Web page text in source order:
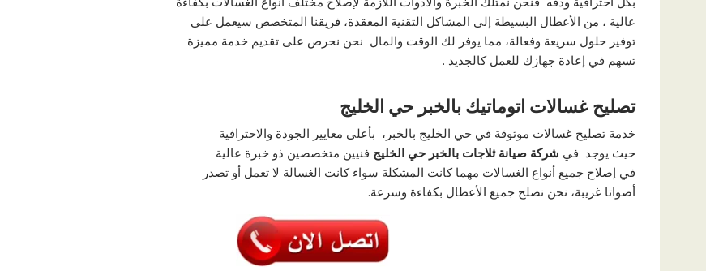
عالية ، من الأعطال البسيطة إلى المشاكل التقنية المعقدة، فريقنا المتخصص سيعمل على
توفير حلول سريعة وفعالة، مما يوفر لك الوقت والمال نحن نحرص على تقديم خدمة مميزة
تسهم في إعادة جهازك للعمل كالجديد .
تصليح غسالات اتوماتيك بالخبر حي الخليج
خدمة تصليح غسالات موثوقة في حي الخليج بالخبر، بأعلى معايير الجودة والاحترافية
حيث يوجد في شركة صيانة ثلاجات بالخبر حي الخليج فنيين متخصصين ذو خبرة عالية
في إصلاح جميع أنواع الغسالات مهما كانت المشكلة سواء كانت الغسالة لا تعمل أو تصدر
أصواتا غريبة، نحن نصلح جميع الأعطال بكفاءة وسرعة.